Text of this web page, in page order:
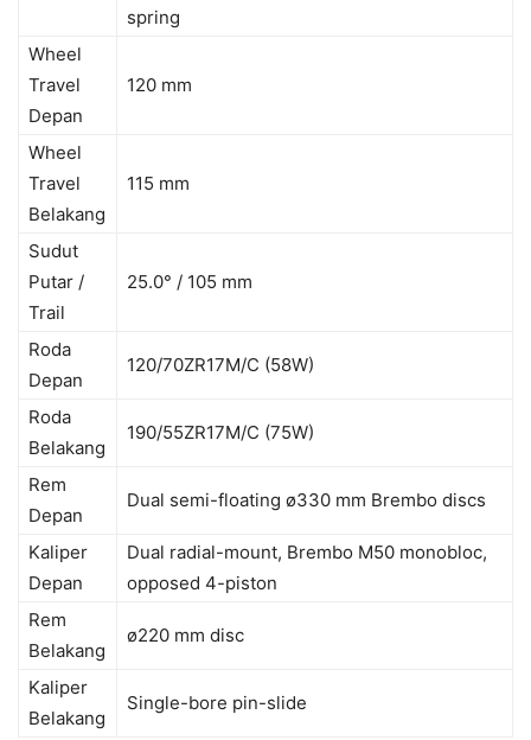
spring
Wheel
Travel
Depan
120 mm
Wheel
Travel
Belakang
115 mm
Sudut
Putar /
Trail
25.0° / 105 mm
Roda
Depan
120/70ZR17M/C (58W)
Roda
Belakang
190/55ZR17M/C (75W)
Rem
Depan
Dual semi-floating ø330 mm Brembo discs
Kaliper
Depan
Dual radial-mount, Brembo M50 monobloc,
opposed 4-piston
Rem
Belakang
ø220 mm disc
Kaliper
Belakang
Single-bore pin-slide